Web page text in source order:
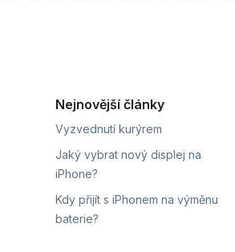
Nejnovější články
Vyzvednutí kurýrem
Jaký vybrat nový displej na
iPhone?
Kdy přijít s iPhonem na výměnu
baterie?